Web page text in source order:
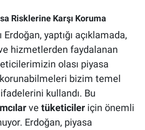
Risklerine Karşı Koruma
yaptığı açıklamada,
hizmetlerden faydalanan
olası piyasa
bizim temel
kullandı. Bu
ve tüketicileriçin önemli
Erdoğan, piyasa